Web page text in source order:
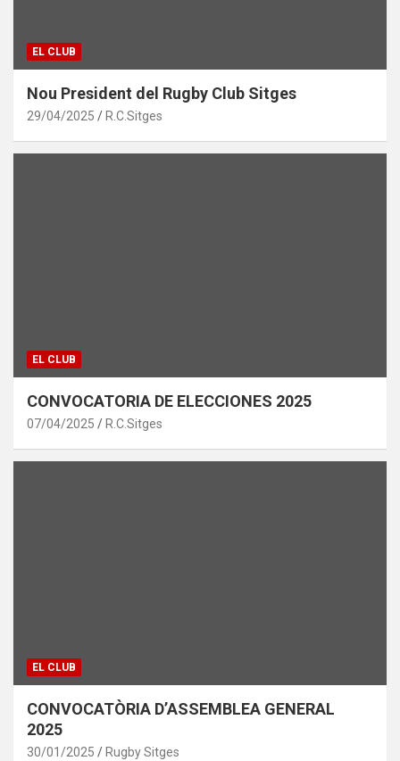
EL CLUB
Nou President del Rugby Club Sitges
29/04/2025 R.C.Sitges
EL CLUB
CONVOCATORIA DE ELECCIONES 2025
07/04/2025 R.C.Sitges
EL CLUB
CONVOCATÒRIA D’ASSEMBLEA GENERAL
2025
30/01/2025 Rugby Sitges